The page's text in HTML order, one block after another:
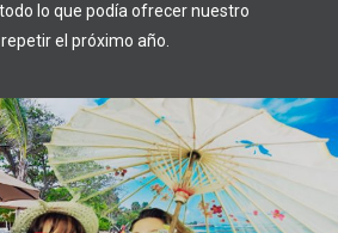
lo que podía ofrecer nuestro
el próximo año.